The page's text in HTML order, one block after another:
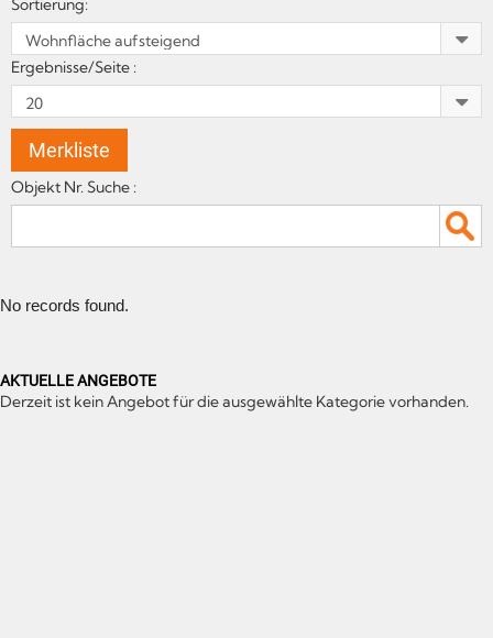
Sortierung:
Ergebnisse/Seite :
Merkliste
Objekt Nr. Suche :
No records found.
AKTUELLE ANGEBOTE
Derzeit ist kein Angebot für die ausgewählte Kategorie vorhanden.